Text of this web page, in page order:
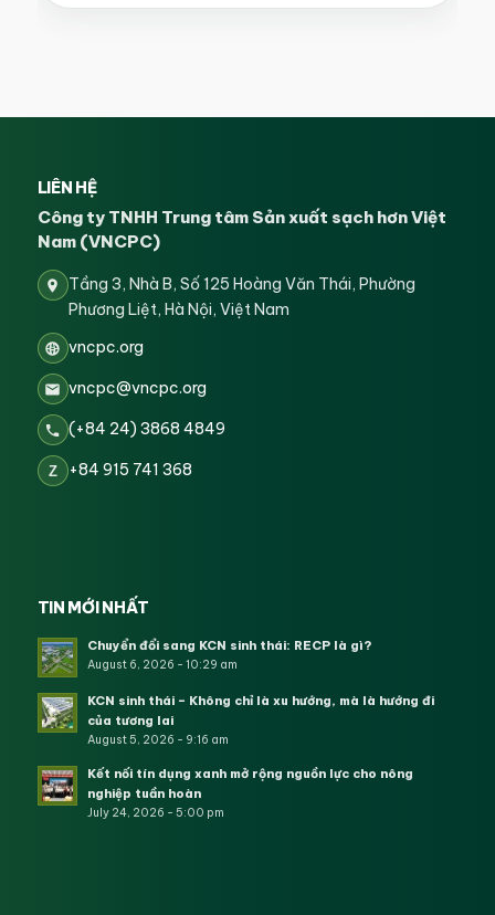
LIÊN HỆ
Công ty TNHH Trung tâm Sản xuất sạch hơn Việt
Nam (VNCPC)
Tầng 3, Nhà B, Số 125 Hoàng Văn Thái, Phường
Phương Liệt, Hà Nội, Việt Nam
vncpc.org
vncpc@vncpc.org
(+84 24) 3868 4849
Z +84 915 741 368
TIN MỚI NHẤT
Chuyển đổi sang KCN sinh thái: RECP là gì?
August 6, 2026 - 10:29 am
KCN sinh thái – Không chỉ là xu hướng, mà là hướng đi
của tương lai
August 5, 2026 - 9:16 am
Kết nối tín dụng xanh mở rộng nguồn lực cho nông
nghiệp tuần hoàn
July 24, 2026 - 5:00 pm